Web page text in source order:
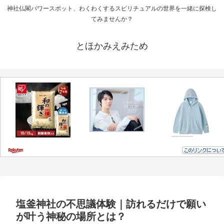
神社仏閣パワースポット、わくわくするスピリチュアルの世界を一緒に探検し
てみませんか？
とほかみえみため
塩釜神社の不思議体験｜訪れるだけで願い
が叶う神秘の場所とは？